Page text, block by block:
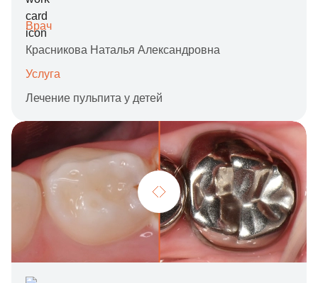
Врач
Красникова Наталья Александровна
Услуга
Лечение пульпита у детей